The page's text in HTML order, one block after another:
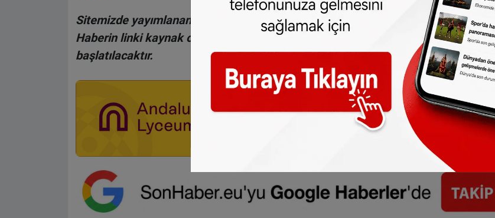
Sitemizde yayımlanan haberlerin her türlü hakkıSONHABER.eu
’ya aittir.
Haberin linki kaynak olarak gösterilmeden alınan haberler için hukuki işlem
başlatılacaktır.